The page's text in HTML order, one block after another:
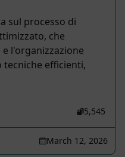
sul processo di
che
l'organizzazione
efficienti,
5,545
March 12, 2026